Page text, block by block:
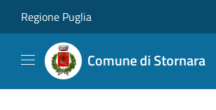
Regione Puglia
Comune di Stornara